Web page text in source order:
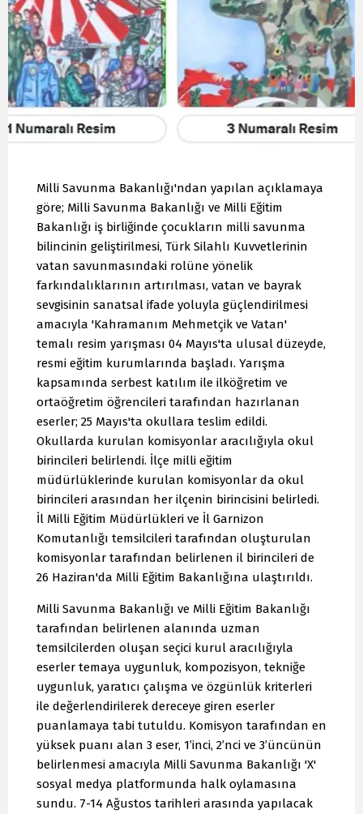
Milli Savunma Bakanlığı'ndan yapılan açıklamaya
göre; Milli Savunma Bakanlığı ve Milli Eğitim
Bakanlığı iş birliğinde çocukların milli savunma
bilincinin geliştirilmesi, Türk Silahlı Kuvvetlerinin
vatan savunmasındaki rolüne yönelik
farkındalıklarının artırılması, vatan ve bayrak
sevgisinin sanatsal ifade yoluyla güçlendirilmesi
amacıyla 'Kahramanım Mehmetçik ve Vatan'
temalı resim yarışması 04 Mayıs'ta ulusal düzeyde,
resmi eğitim kurumlarında başladı. Yarışma
kapsamında serbest katılım ile ilköğretim ve
ortaöğretim öğrencileri tarafından hazırlanan
eserler; 25 Mayıs'ta okullara teslim edildi.
Okullarda kurulan komisyonlar aracılığıyla okul
birincileri belirlendi. İlçe milli eğitim
müdürlüklerinde kurulan komisyonlar da okul
birincileri arasından her ilçenin birincisini belirledi.
İl Milli Eğitim Müdürlükleri ve İl Garnizon
Komutanlığı temsilcileri tarafından oluşturulan
komisyonlar tarafından belirlenen il birincileri de
26 Haziran'da Milli Eğitim Bakanlığına ulaştırıldı.
Milli Savunma Bakanlığı ve Milli Eğitim Bakanlığı
tarafından belirlenen alanında uzman
temsilcilerden oluşan seçici kurul aracılığıyla
eserler temaya uygunluk, kompozisyon, tekniğe
uygunluk, yaratıcı çalışma ve özgünlük kriterleri
ile değerlendirilerek dereceye giren eserler
puanlamaya tabi tutuldu. Komisyon tarafından en
yüksek puanı alan 3 eser, 1’inci, 2’nci ve 3’üncünün
belirlenmesi amacıyla Milli Savunma Bakanlığı 'X'
sosyal medya platformunda halk oylamasına
sundu. 7-14 Ağustos tarihleri arasında yapılacak